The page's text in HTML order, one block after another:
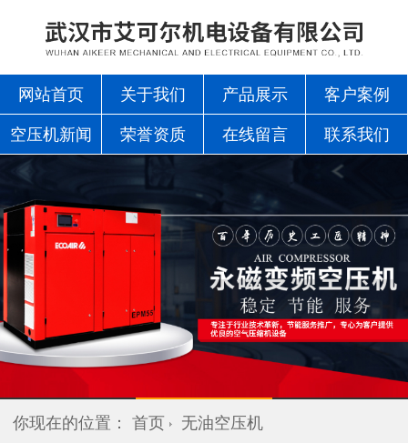
网站首页 关于我们 产品展示 客户案例
空压机新闻 荣誉资质 在线留言 联系我们
你现在的位置：首页 无油空压机